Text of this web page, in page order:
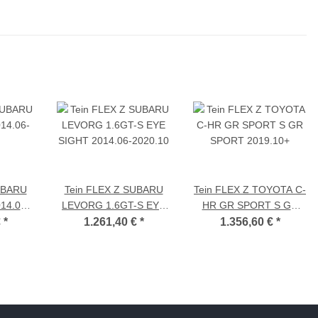
*
Tein FLEX Z SUBARU
LEVORG 1.6GT-S EYE
SIGHT 2014.06-2020.10
1.261,40 € *
Tein FLEX Z TOYOTA C-
HR GR SPORT S GR
SPORT 2019.10+
1.356,60 € *